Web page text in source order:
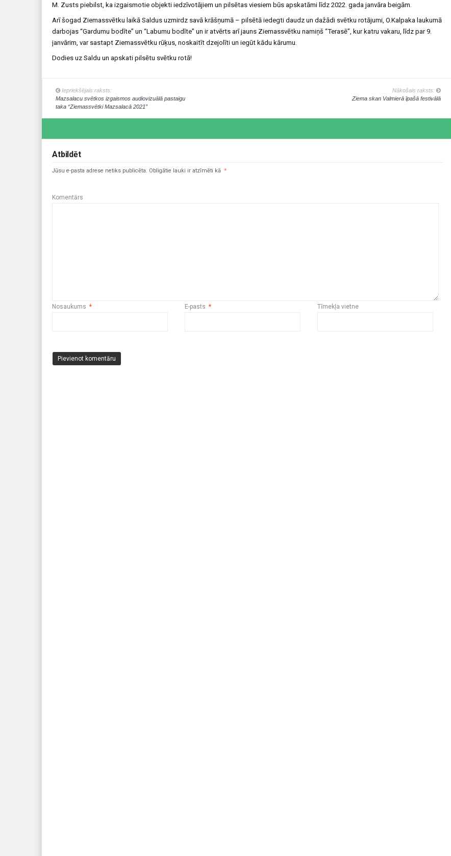
M. Zusts piebilst, ka izgaismotie objekti iedzīvotājiem un pilsētas viesiem būs apskatāmi līdz 2022. gada janvāra beigām.
Arī šogad Ziemassvētku laikā Saldus uzmirdz savā krāšņumā – pilsētā iedegti daudz un dažādi svētku rotājumi, O.Kalpaka laukumā
darbojas “Gardumu bodīte” un “Labumu bodīte” un ir atvērts arī jauns Ziemassvētku namiņš “Terasē”, kur katru vakaru, līdz par 9.
janvārim, var sastapt Ziemassvētku rūķus, noskaitīt dzejolīti un iegūt kādu kārumu.
Dodies uz Saldu un apskati pilsētu svētku rotā!
Iepriekšējais raksts:
Mazsalacu svētkos izgaismos audiovizuālā pastaigu
taka “Ziemassvētki Mazsalacā 2021”
Nākošais raksts:
Ziema skan Valmierā īpašā festivālā
Atbildēt
Jūsu e-pasta adrese netiks publicēta. Obligātie lauki ir atzīmēti kā *
Komentārs
Nosaukums * E-pasts * Tīmekļa vietne